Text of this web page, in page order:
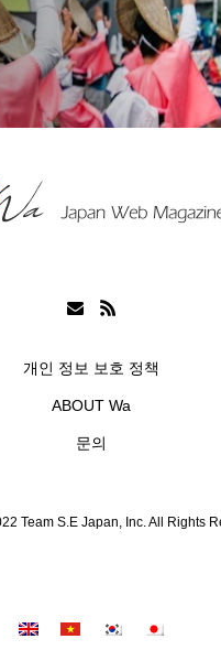
개인 정보 보호 정책
ABOUT Wa
문의
Team S.E Japan, Inc. All Rights